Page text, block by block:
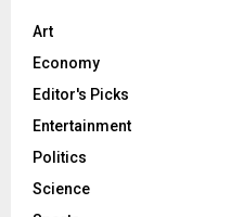
Art
Economy
Editor's Picks
Entertainment
Politics
Science